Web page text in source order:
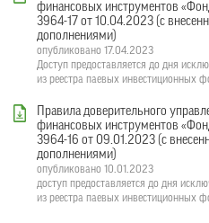
финансовых инструментов
3964-17 от 10.04.2023 (с
дополнениями)
опубликовано 17.04.2023
Доступ предоставляется до дня
из реестра паевых инвестиционных
Правила доверительного
финансовых инструментов
3964-16 от 09.01.2023 (с
дополнениями)
опубликовано 10.01.2023
доступ предоставляется до дня
из реестра паевых инвестиционных